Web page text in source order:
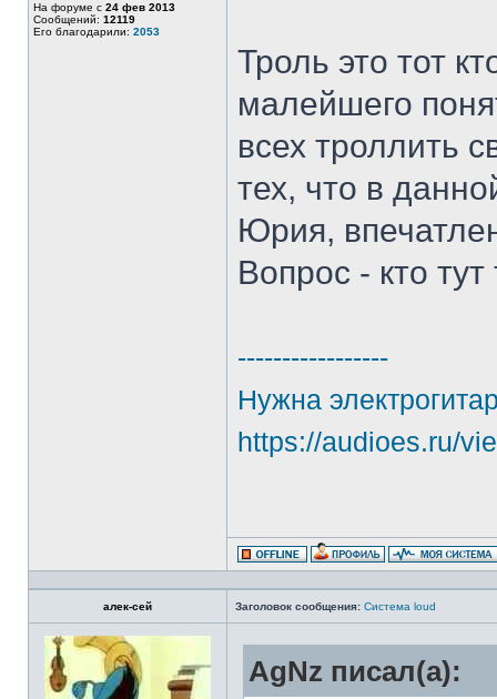
На форуме с 24 фев 2013
Сообщений: 12119
Его благодарили: 2053
Троль это тот
малейшего
всех троллить
тех, что в
Юрия,
Вопрос - кто
-----------------
Нужна
https://audioes.ru/
алек-сей Заголовок сообщения: Система loud
AgNz писал(а):